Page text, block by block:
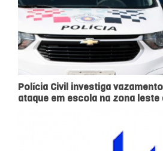
Polícia Civil investiga
ataque em escola na zona leste